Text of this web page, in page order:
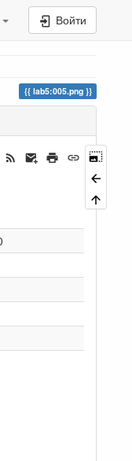
Войти
lab5:005.png